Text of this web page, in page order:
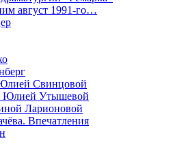
август 1991-го…
Свинцовой
Юлией Утышевой
Ларионовой
Впечатления